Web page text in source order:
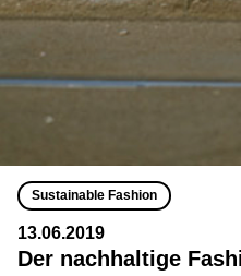
Sustainable Fashion
13.06.2019
Der nachhaltige